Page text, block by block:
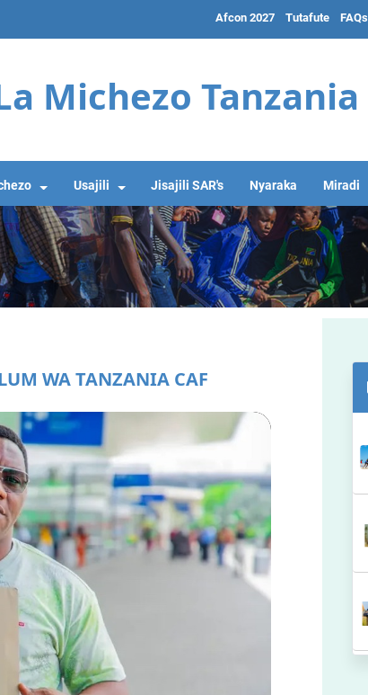
FAQs
Tutafute
Afcon 2027
Michezo Tanzania
Usajili Jisajili SAR's Nyaraka Miradi
WA TANZANIA CAF